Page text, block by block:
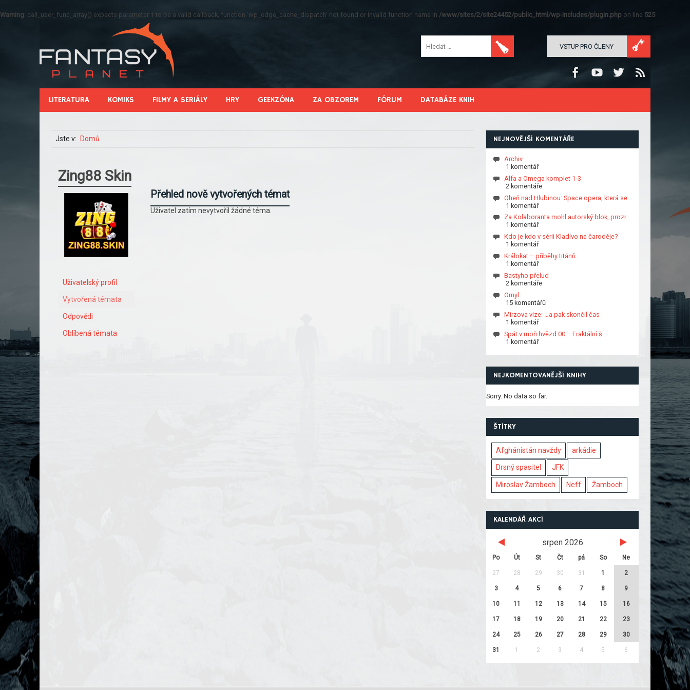
Warning: call_user_func_array() expects parameter 1 to be a valid callback, function 'wp_edge_cache_dispatch' not found or invalid function name in /www/sites/2/site24452/public_html/wp-includes/plugin.php on line 525
VSTUP PRO ČLENY
LITERATURA KOMIKS FILMY A SERIÁLY HRY GEEKZÓNA ZA OBZOREM FÓRUM DATABÁZE KNIH
Jste v: Domů
Zing88 Skin
Uživatelský profil
Vytvořená témata
Odpovědi
Oblíbená témata
Přehled nově vytvořených témat
Uživatel zatím nevytvořil žádné téma.
NEJNOVĚJŠÍ KOMENTÁŘE
Archiv
1 komentář
Alfa a Omega komplet 1-3
2 komentáře
Oheň nad Hlubinou: Space opera, která se…
1 komentář
Za Kolaboranta mohl autorský blok, prozr…
1 komentář
Kdo je kdo v sérii Kladivo na čaroděje?
1 komentář
Králokat – příběhy titánů
1 komentář
Bastyho přelud
2 komentáře
Omyl
15 komentářů
Mirzova vize: …a pak skončil čas
1 komentář
Spát v moři hvězd 00 – Fraktální š…
1 komentář
NEJKOMENTOVANĚJŠÍ KNIHY
Sorry. No data so far.
ŠTÍTKY
Afghánistán navždy arkádie
Drsný spasitel JFK
Miroslav Žamboch Neff Žamboch
KALENDÁŘ AKCÍ
srpen 2026
Po Út St Čt pá So Ne
27 28 29 30 31 1 2
3 4 5 6 7 8 9
10 11 12 13 14 15 16
17 18 19 20 21 22 23
24 25 26 27 28 29 30
31 1 2 3 4 5 6